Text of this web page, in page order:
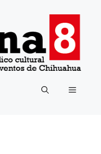
Menú